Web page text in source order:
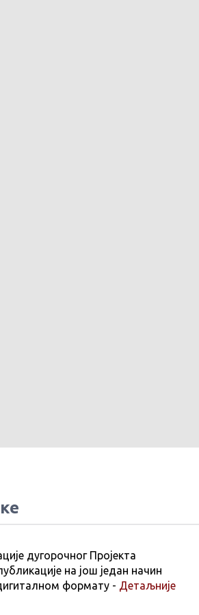
дугорочног Пројекта
на још један начин
формату - Детаљније